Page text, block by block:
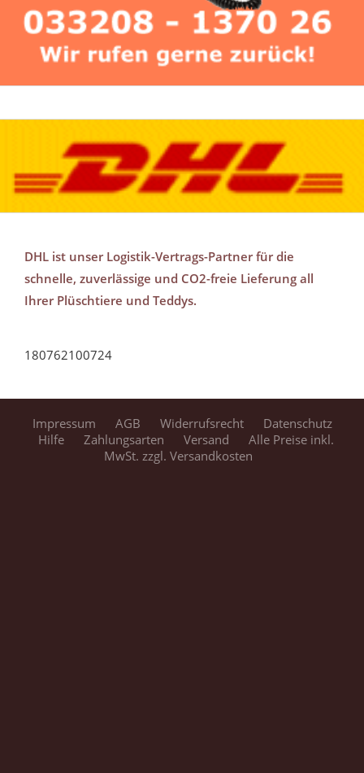
DHL ist unser Logistik-Vertrags-Partner für die
schnelle, zuverlässige und CO2-freie Lieferung all
Ihrer Plüschtiere und Teddys.
180762100724
Impressum AGB Widerrufsrecht
Datenschutz
Hilfe
Zahlungsarten Versand
Alle Preise inkl.
MwSt. zzgl. Versandkosten